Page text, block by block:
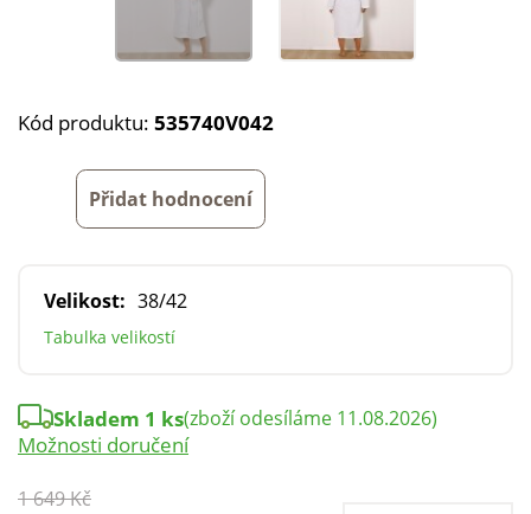
Kód produktu: 535740V042
Přidat hodnocení
Velikost: 38/42
Tabulka velikostí
1 649 Kč
Skladem 1 ks(zboží odesíláme 11.08.2026)
Možnosti doručení